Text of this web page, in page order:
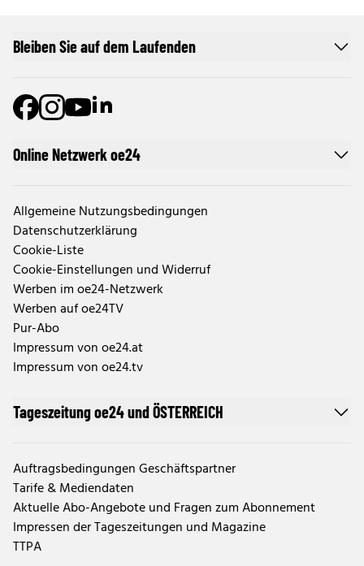
Online Netzwerk oe24
Allgemeine Nutzungsbedingungen
Datenschutzerklärung
Cookie-Liste
Cookie-Einstellungen und Widerruf
Werben im oe24-Netzwerk
Werben auf oe24TV
Pur-Abo
Impressum von oe24.at
Impressum von oe24.tv
Tageszeitung oe24 und ÖSTERREICH
Auftragsbedingungen Geschäftspartner
Tarife & Mediendaten
Aktuelle Abo-Angebote und Fragen zum Abonnement
Impressen der Tageszeitungen und Magazine
TTPA
Bleiben Sie auf dem Laufenden